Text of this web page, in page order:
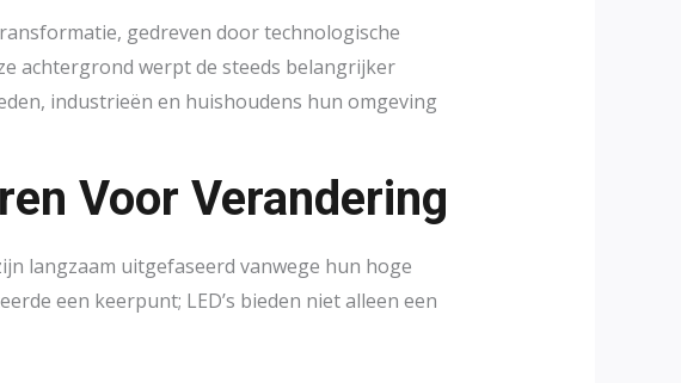
gedreven door technologische
achtergrond werpt de steeds belangrijker
industrieën en huishoudens hun omgeving
Voor Verandering
langzaam uitgefaseerd vanwege hun hoge
een keerpunt; LED’s bieden niet alleen een